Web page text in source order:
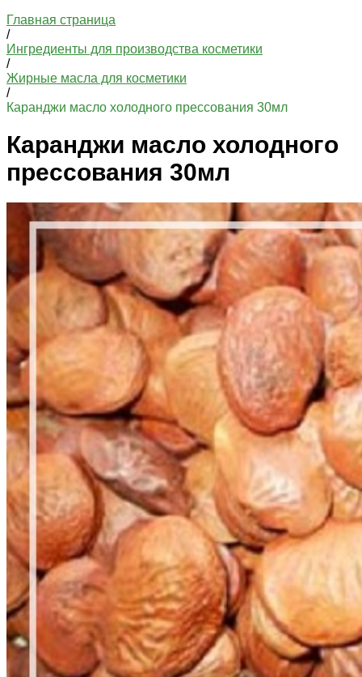
Главная страница
/
Ингредиенты для производства косметики
/
Жирные масла для косметики
/
Каранджи масло холодного прессования 30мл
Каранджи масло холодного
прессования 30мл